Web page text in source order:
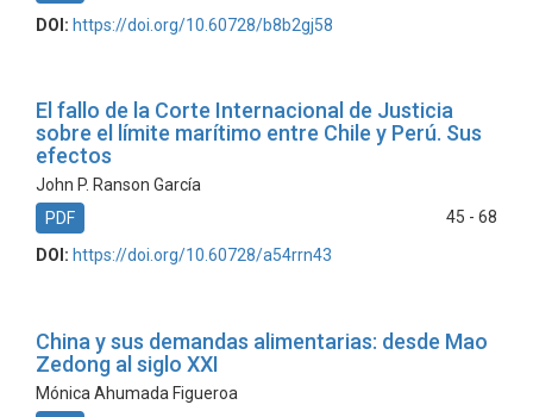
DOI: https://doi.org/10.60728/b8b2gj58
El fallo de la Corte Internacional de Justicia
sobre el límite marítimo entre Chile y Perú. Sus
efectos
John P. Ranson García
45 - 68
PDF
DOI: https://doi.org/10.60728/a54rrn43
China y sus demandas alimentarias: desde Mao
Zedong al siglo XXI
Mónica Ahumada Figueroa